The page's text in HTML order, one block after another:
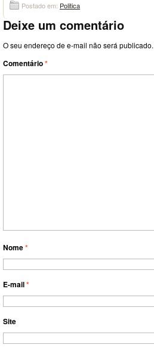
Postado em: Politica
Deixe um comentário
O seu endereço de e-mail não será publicado.
Comentário*
Nome*
E-mail*
Site